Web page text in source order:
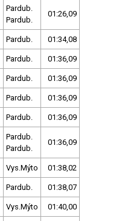
Pardub.
Pardub.
01:26,09
Pardub. 01:34,08
Pardub. 01:36,09
Pardub. 01:36,09
Pardub. 01:36,09
Pardub. 01:36,09
Pardub.
Pardub.
01:36,09
Vys.Mýto 01:38,02
Pardub. 01:38,07
Vys.Mýto 01:40,00